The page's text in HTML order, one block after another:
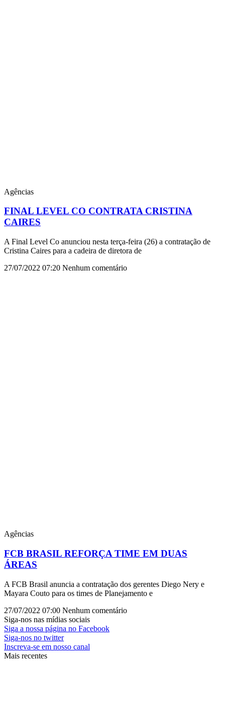
Agências
FINAL LEVEL CO CONTRATA CRISTINA
CAIRES
A Final Level Co anunciou nesta terça-feira (26) a contratação de
Cristina Caires para a cadeira de diretora de
27/07/2022 07:20 Nenhum comentário
Agências
FCB BRASIL REFORÇA TIME EM DUAS
ÁREAS
A FCB Brasil anuncia a contratação dos gerentes Diego Nery e
Mayara Couto para os times de Planejamento e
27/07/2022 07:00 Nenhum comentário
Siga-nos nas mídias sociais
Siga a nossa página no Facebook
Siga-nos no twitter
Inscreva-se em nosso canal
Mais recentes